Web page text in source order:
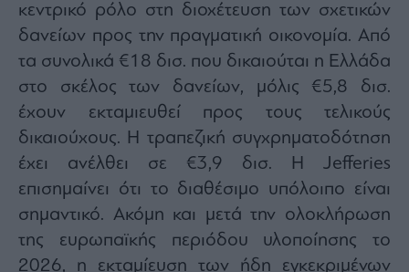
κεντρικό ρόλο στη διοχέτευση των σχετικών
δανείων προς την πραγματική οικονομία. Από
τα συνολικά €18 δισ. που δικαιούται η Ελλάδα
στο σκέλος των δανείων, μόλις €5,8 δισ.
έχουν εκταμιευθεί προς τους τελικούς
δικαιούχους. Η τραπεζική συγχρηματοδότηση
έχει ανέλθει σε €3,9 δισ. Η Jefferies
επισημαίνει ότι το διαθέσιμο υπόλοιπο είναι
σημαντικό. Ακόμη και μετά την ολοκλήρωση
της ευρωπαϊκής περιόδου υλοποίησης το
2026, η εκταμίευση των ήδη εγκεκριμένων